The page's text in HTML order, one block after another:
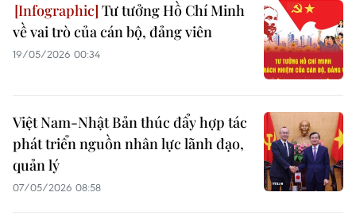
Tư tưởng Hồ Chí Minh
về vai trò của cán bộ, đảng viên
19/05/2026 00:34
Việt Nam-Nhật Bản thúc đẩy hợp tác
phát triển nguồn nhân lực lãnh đạo,
quản lý
07/05/2026 08:58